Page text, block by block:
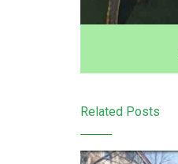
Related Posts